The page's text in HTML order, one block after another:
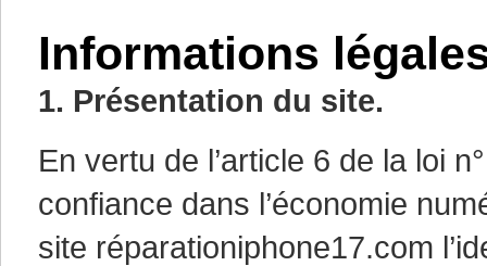
Informations
1. Présentation du site.
En vertu de l’article 6 de la loi
confiance dans l’économie
site réparationiphone17.com